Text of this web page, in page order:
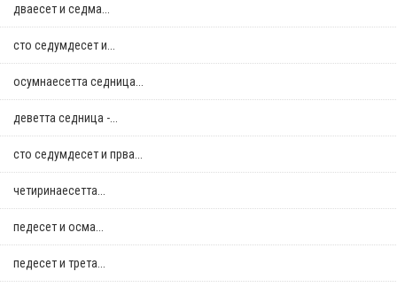
дваесет и седма...
сто седумдесет и...
осумнaесетта седница...
деветта седница -...
сто седумдесет и прва...
четиринаесетта...
педесет и осма...
педесет и трета...